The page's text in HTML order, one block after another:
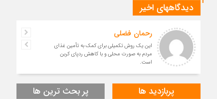
دیدگاههای اخیر
رحمان فضلی
این یک روش تکمیلی برای کمک به تأمین غذای
مردم به صورت محلی و با کاهش ردپای کربن
است.
پربازدید ها پر بحث ترین ها